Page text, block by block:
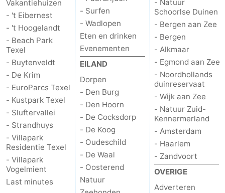
Vakantiehuizen
- 't Eibernest
- 't Hoogelandt
- Beach Park
Texel
- Buytenveldt
- De Krim
- EuroParcs Texel
- Kustpark Texel
- Sluftervallei
- Strandhuys
- Villapark
Residentie Texel
- Villapark
Vogelmient
Last minutes
- Surfen
- Wadlopen
Eten en drinken
Evenementen
EILAND
Dorpen
- Den Burg
- Den Hoorn
- De Cocksdorp
- De Koog
- Oudeschild
- De Waal
- Oosterend
Natuur
- Natuur
Schoorlse Duinen
- Bergen aan Zee
- Bergen
- Alkmaar
- Egmond aan Zee
- Noordhollands
duinreservaat
- Wijk aan Zee
- Natuur Zuid-
Kennermerland
- Amsterdam
- Haarlem
- Zandvoort
OVERIGE
Adverteren